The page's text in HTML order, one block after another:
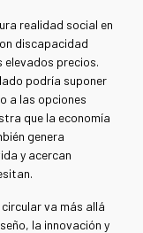
realidad social en
discapacidad
elevados precios.
podría suponer
a las opciones
que la economía
genera
y acercan
va más allá
la innovación y